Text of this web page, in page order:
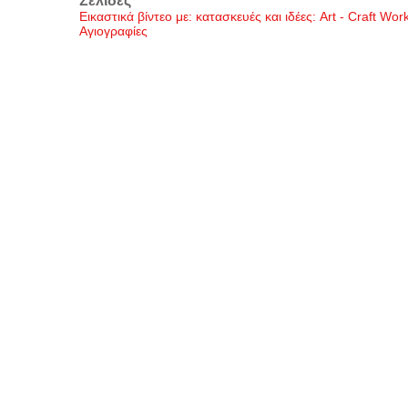
Εικαστικά βίντεο με: κατασκευές και ιδέες: Art - Craft
Αγιογραφίες